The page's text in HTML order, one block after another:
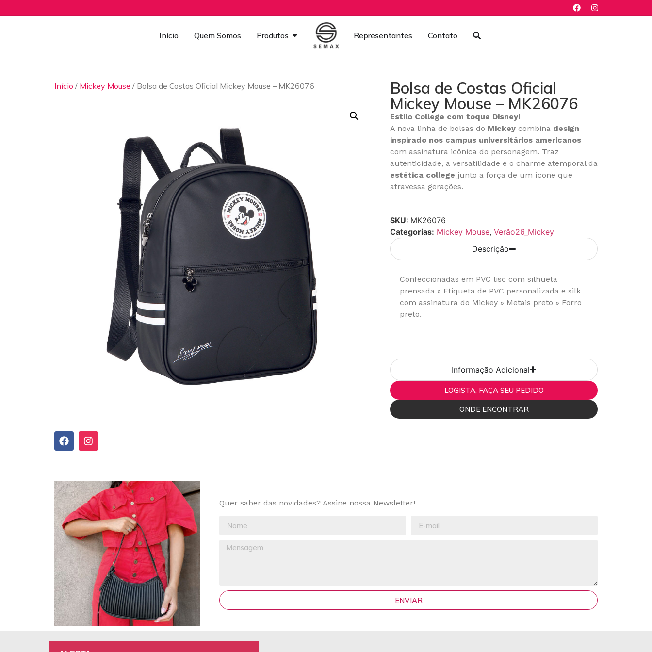
Início Quem Somos Produtos Representantes Contato
Início / Mickey Mouse / Bolsa de Costas Oficial Mickey Mouse – MK26076
Bolsa de Costas Oficial
Mickey Mouse – MK26076
Estilo College com toque Disney!
A nova linha de bolsas do Mickey combina design
inspirado nos campus universitários americanos
com assinatura icônica do personagem. Traz
autenticidade, a versatilidade e o charme atemporal da
estética college junto a força de um ícone que
atravessa gerações.
SKU: MK26076
Categorias: Mickey Mouse, Verão26_Mickey
Descrição
Confeccionadas em PVC liso com silhueta
prensada » Etiqueta de PVC personalizada e silk
com assinatura do Mickey » Metais preto » Forro
preto.
Informação Adicional
LOGISTA, FAÇA SEU PEDIDO
ONDE ENCONTRAR
Quer saber das novidades? Assine nossa Newsletter!
ENVIAR